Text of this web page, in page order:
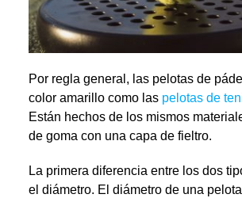
Por regla general, las pelotas de
color amarillo como las pelotas de
Están hechos de los mismos
de goma con una capa de fieltro.
La primera diferencia entre los dos
el diámetro. El diámetro de una